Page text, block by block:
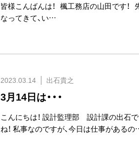
皆様こんばんは！ 楓工務店の山田です！
なってきて、い…
2023.03.14 出石貴之
3月14日は・・・
こんにちは！ 設計監理部 設計課の出石
ね！ 私事なのですが、今日は仕事がある